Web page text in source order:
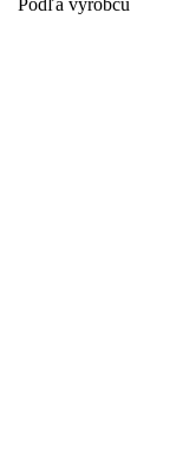
Podľa výrobcu